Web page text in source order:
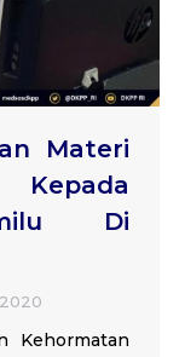
Materi
Di
Kehormatan